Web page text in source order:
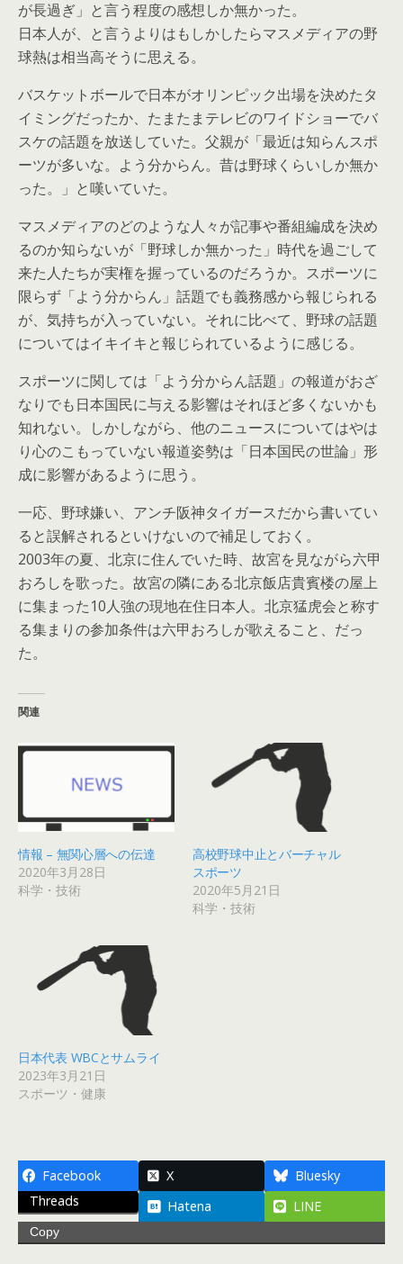
が長過ぎ」と言う程度の感想しか無かった。
日本人が、と言うよりはもしかしたらマスメディアの野
球熱は相当高そうに思える。
バスケットボールで日本がオリンピック出場を決めたタ
イミングだったか、たまたまテレビのワイドショーでバ
スケの話題を放送していた。父親が「最近は知らんスポ
ーツが多いな。よう分からん。昔は野球くらいしか無か
った。」と嘆いていた。
マスメディアのどのような人々が記事や番組編成を決め
るのか知らないが「野球しか無かった」時代を過ごして
来た人たちが実権を握っているのだろうか。スポーツに
限らず「よう分からん」話題でも義務感から報じられる
が、気持ちが入っていない。それに比べて、野球の話題
についてはイキイキと報じられているように感じる。
スポーツに関しては「よう分からん話題」の報道がおざ
なりでも日本国民に与える影響はそれほど多くないかも
知れない。しかしながら、他のニュースについてはやは
り心のこもっていない報道姿勢は「日本国民の世論」形
成に影響があるように思う。
一応、野球嫌い、アンチ阪神タイガースだから書いてい
ると誤解されるといけないので補足しておく。
2003年の夏、北京に住んでいた時、故宮を見ながら六甲
おろしを歌った。故宮の隣にある北京飯店貴賓楼の屋上
に集まった10人強の現地在住日本人。北京猛虎会と称す
る集まりの参加条件は六甲おろしが歌えること、だっ
た。
関連
情報 – 無関心層への伝達
2020年3月28日
科学・技術
高校野球中止とバーチャル
スポーツ
2020年5月21日
科学・技術
日本代表 WBCとサムライ
2023年3月21日
スポーツ・健康
Facebook X
Bluesky
Threads
Hatena LINE
Copy